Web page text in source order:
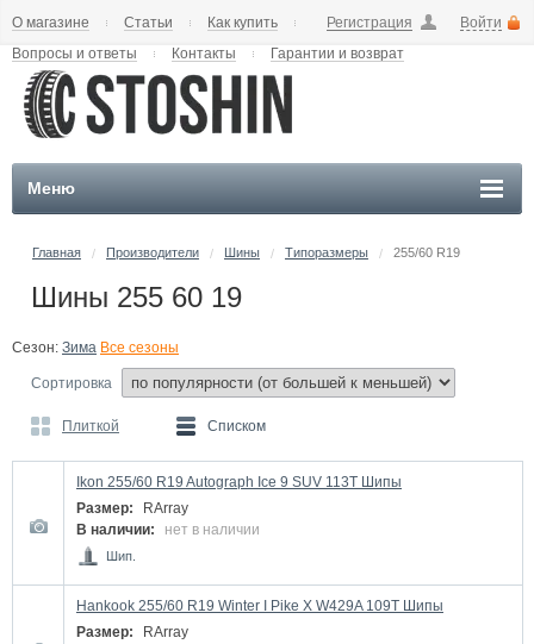
Регистрация Войти
О магазине Статьи
Как купить
Вопросы и ответы
Контакты Гарантии и возврат
Меню
Главная / Производители / Шины / Типоразмеры / 255/60 R19
Шины 255 60 19
Сезон: Зима Все сезоны
Сортировка
Плиткой Списком
Ikon 255/60 R19 Autograph Ice 9 SUV 113T Шипы
Размер:
RArray
В наличии:
нет в наличии
Шип.
Hankook 255/60 R19 Winter I Pike X W429A 109T Шипы
Размер:
RArray